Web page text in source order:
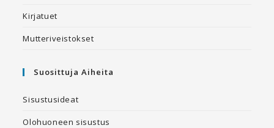
Kirjatuet
Mutteriveistokset
Suosittuja Aiheita
Sisustusideat
Olohuoneen sisustus